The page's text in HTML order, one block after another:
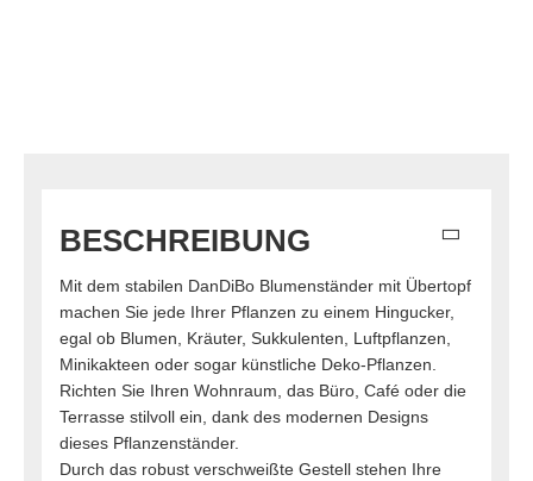
BESCHREIBUNG
Mit dem stabilen DanDiBo Blumenständer mit Übertopf
machen Sie jede Ihrer Pflanzen zu einem Hingucker,
egal ob Blumen, Kräuter, Sukkulenten, Luftpflanzen,
Minikakteen oder sogar künstliche Deko-Pflanzen.
Richten Sie Ihren Wohnraum, das Büro, Café oder die
Terrasse stilvoll ein, dank des modernen Designs
dieses Pflanzenständer.
Durch das robust verschweißte Gestell stehen Ihre